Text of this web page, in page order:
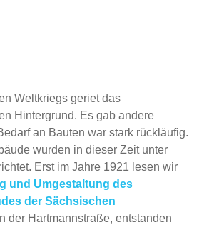
Weltkriegs geriet das
Hintergrund. Es gab andere
an Bauten war stark rückläufig.
wurden in dieser Zeit unter
Erst im Jahre 1921 lesen wir
und Umgestaltung des
der Sächsischen
der Hartmannstraße, entstanden